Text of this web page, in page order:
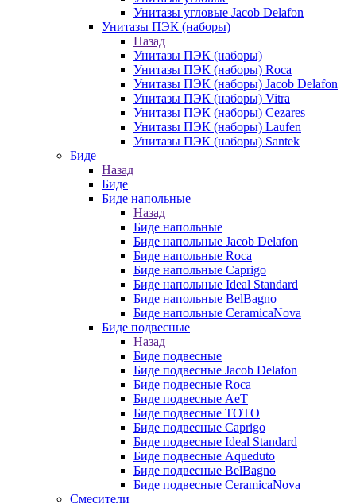
Унитазы угловые Jacob Delafon
Унитазы ПЭК (наборы)
Назад
Унитазы ПЭК (наборы)
Унитазы ПЭК (наборы) Roca
Унитазы ПЭК (наборы) Jacob Delafon
Унитазы ПЭК (наборы) Vitra
Унитазы ПЭК (наборы) Cezares
Унитазы ПЭК (наборы) Laufen
Унитазы ПЭК (наборы) Santek
Биде
Назад
Биде
Биде напольные
Назад
Биде напольные
Биде напольные Jacob Delafon
Биде напольные Roca
Биде напольные Caprigo
Биде напольные Ideal Standard
Биде напольные BelBagno
Биде напольные CeramicaNova
Биде подвесные
Назад
Биде подвесные
Биде подвесные Jacob Delafon
Биде подвесные Roca
Биде подвесные AeT
Биде подвесные TOTO
Биде подвесные Caprigo
Биде подвесные Ideal Standard
Биде подвесные Aqueduto
Биде подвесные BelBagno
Биде подвесные CeramicaNova
Смесители